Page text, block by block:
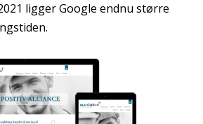
ligger Google endnu større